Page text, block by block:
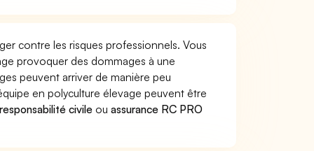
contre les risques professionnels. Vous
provoquer des dommages à une
peuvent arriver de manière peu
en polyculture élevage peuvent être
civile ouassurance RC PRO